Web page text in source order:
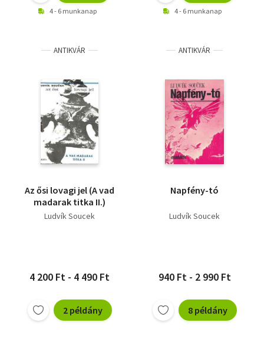
bolygó testvérei+
Alekszej Tolsztoj
CSERNAI ZOLTÁN
Günther Krupkat
4 - 6 munkanap 4 - 6 munkanap
ANTIKVÁR
Az ősi lovagi jel (A vad
madarak titka II.)
Ludvík Soucek
4 200 Ft - 4 490 Ft
2 példány
ANTIKVÁR
Napfény-tó
Ludvík Soucek
940 Ft - 2 990 Ft
8 példány